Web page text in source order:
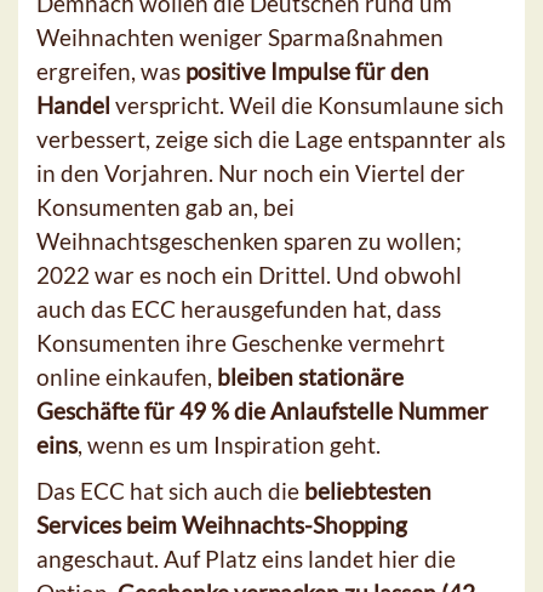
Weihnachten weniger Sparmaßnahmen
ergreifen, was positive Impulse für den
Handel verspricht. Weil die Konsumlaune sich
verbessert, zeige sich die Lage entspannter als
in den Vorjahren. Nur noch ein Viertel der
Konsumenten gab an, bei
Weihnachtsgeschenken sparen zu wollen;
2022 war es noch ein Drittel. Und obwohl
auch das ECC herausgefunden hat, dass
Konsumenten ihre Geschenke vermehrt
online einkaufen, bleiben stationäre
Geschäfte für 49 % die Anlaufstelle Nummer
eins, wenn es um Inspiration geht.
Das ECC hat sich auch die beliebtesten
Services beim Weihnachts-Shopping
angeschaut. Auf Platz eins landet hier die